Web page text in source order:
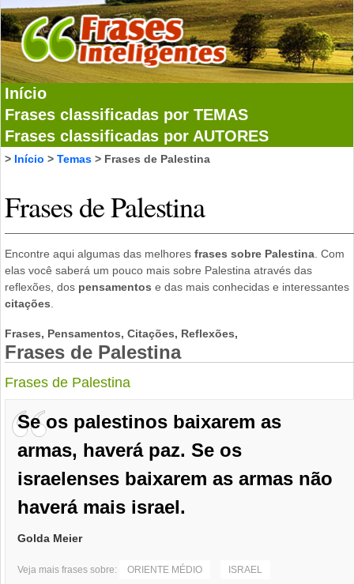
Início
Frases classificadas por TEMAS
Frases classificadas por AUTORES
> Início > Temas > Frases de Palestina
Frases de Palestina
Encontre aqui algumas das melhores frases sobre Palestina . Com
elas você saberá um pouco mais sobre Palestina através das
reflexões, dos pensamentos e das mais conhecidas e interessantes
citações
Frases, Pensamentos, Citações, Reflexões,
Frases de Palestina
Frases de Palestina
Se os palestinos baixarem as
armas, haverá paz. Se os
israelenses baixarem as armas não
haverá mais israel.
Golda Meier
Veja mais frases sobre: ORIENTE MÉDIO ISRAEL